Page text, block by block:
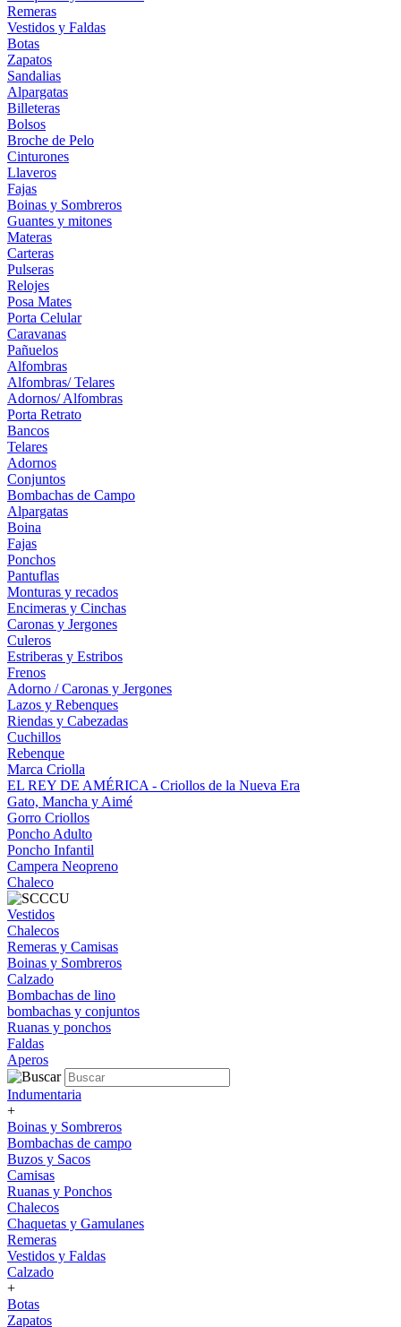
Remeras
Vestidos y Faldas
Botas
Zapatos
Sandalias
Alpargatas
Billeteras
Bolsos
Broche de Pelo
Cinturones
Llaveros
Fajas
Boinas y Sombreros
Guantes y mitones
Materas
Carteras
Pulseras
Relojes
Posa Mates
Porta Celular
Caravanas
Pañuelos
Alfombras
Alfombras/ Telares
Adornos/ Alfombras
Porta Retrato
Bancos
Telares
Adornos
Conjuntos
Bombachas de Campo
Alpargatas
Boina
Fajas
Ponchos
Pantuflas
Monturas y recados
Encimeras y Cinchas
Caronas y Jergones
Culeros
Estriberas y Estribos
Frenos
Adorno / Caronas y Jergones
Lazos y Rebenques
Riendas y Cabezadas
Cuchillos
Rebenque
Marca Criolla
EL REY DE AMÉRICA - Criollos de la Nueva Era
Gato, Mancha y Aimé
Gorro Criollos
Poncho Adulto
Poncho Infantil
Campera Neopreno
Chaleco
Vestidos
Chalecos
Remeras y Camisas
Boinas y Sombreros
Calzado
Bombachas de lino
bombachas y conjuntos
Ruanas y ponchos
Faldas
Aperos
Indumentaria
+
Boinas y Sombreros
Bombachas de campo
Buzos y Sacos
Camisas
Ruanas y Ponchos
Chalecos
Chaquetas y Gamulanes
Remeras
Vestidos y Faldas
Calzado
+
Botas
Zapatos